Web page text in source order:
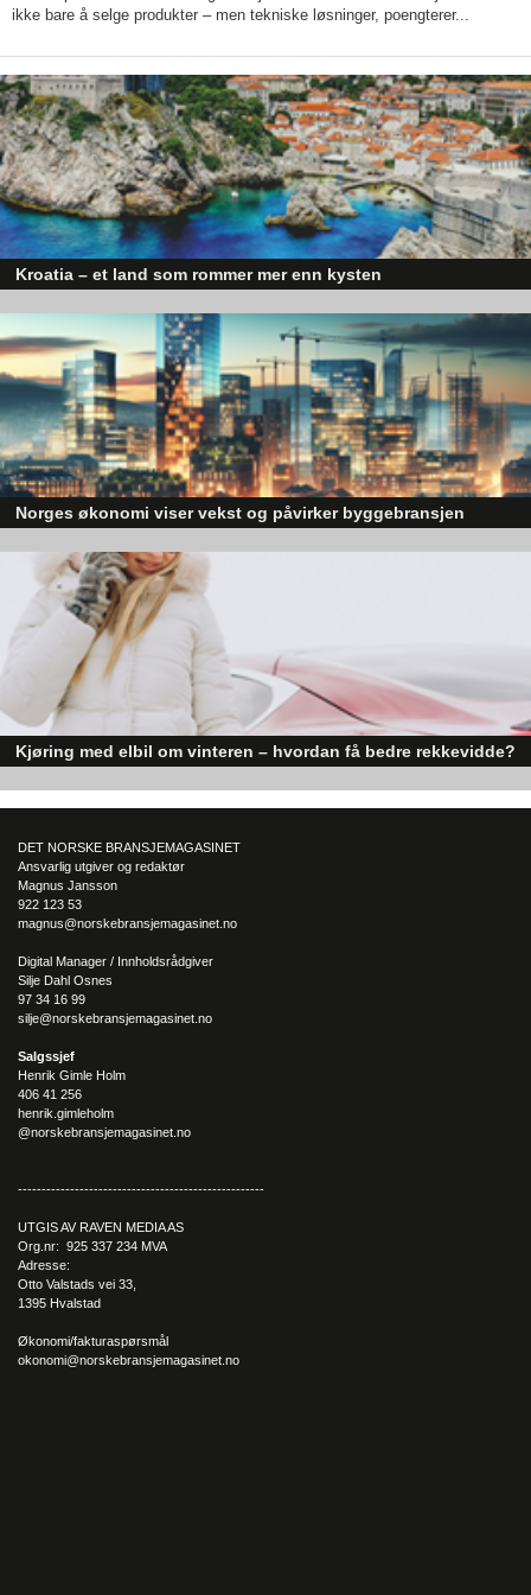
ikke bare å selge produkter – men tekniske løsninger, poengterer...
Kroatia – et land som rommer mer enn kysten
sider enn det førsteinntrykket mange sitter igjen med.
Norges økonomi viser vekst og påvirker byggebransjen
skaper optimisme på tvers av ulike sektorer. Byggebransjen er spesielt
posisjonert til å dra nytte av denne økonomiske oppgangen.
Kjøring med elbil om vinteren – hvordan få bedre rekkevidde?
DET NORSKE BRANSJEMAGASINET
Ansvarlig utgiver og redaktør
Magnus Jansson
922 123 53
magnus@norskebransjemagasinet.no
Digital Manager / Innholdsrådgiver
Silje Dahl Osnes
97 34 16 99
silje@norskebransjemagasinet.no
Salgssjef
Henrik Gimle Holm
406 41 256
henrik.gimleholm
@norskebransjemagasinet.no
----------------------------------------------------
UTGIS AV RAVEN MEDIA AS
Org.nr: 925 337 234 MVA
Adresse:
Otto Valstads vei 33,
1395 Hvalstad
Økonomi/fakturaspørsmål
okonomi@norskebransjemagasinet.no